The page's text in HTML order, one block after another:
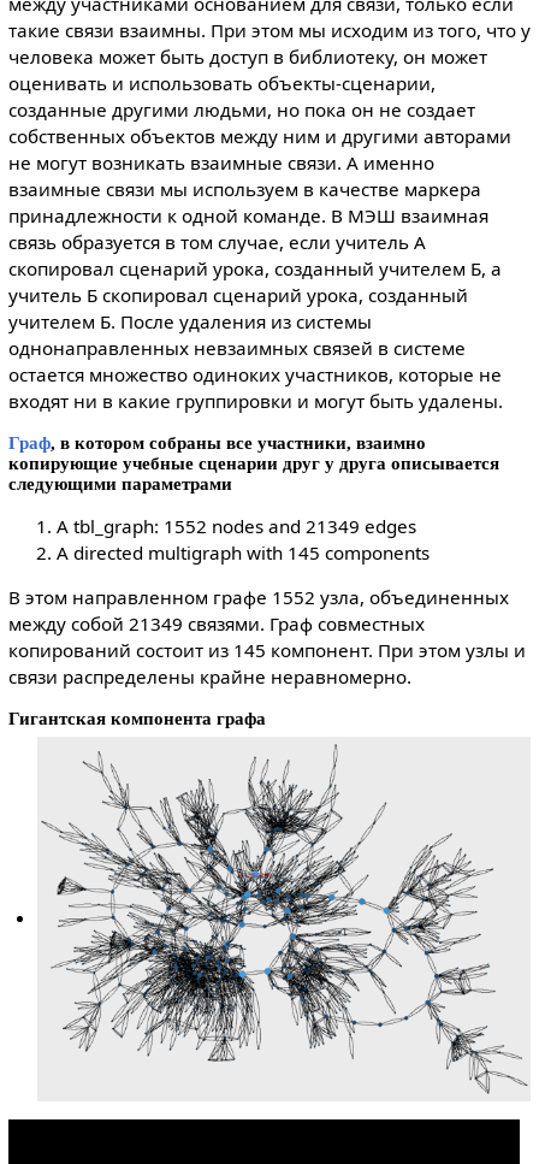
такие связи взаимны. При этом мы исходим из того, что у
человека может быть доступ в библиотеку, он может
оценивать и использовать объекты-сценарии,
созданные другими людьми, но пока он не создает
собственных объектов между ним и другими авторами
не могут возникать взаимные связи. А именно
взаимные связи мы используем в качестве маркера
принадлежности к одной команде. В МЭШ взаимная
связь образуется в том случае, если учитель А
скопировал сценарий урока, созданный учителем Б, а
учитель Б скопировал сценарий урока, созданный
учителем Б. После удаления из системы
однонаправленных невзаимных связей в системе
остается множество одиноких участников, которые не
входят ни в какие группировки и могут быть удалены.
Граф, в котором собраны все участники, взаимно
копирующие учебные сценарии друг у друга описывается
следующими параметрами
A tbl_graph: 1552 nodes and 21349 edges
A directed multigraph with 145 components
В этом направленном графе 1552 узла, объединенных
между собой 21349 связями. Граф совместных
копирований состоит из 145 компонент. При этом узлы и
связи распределены крайне неравномерно.
Гигантская компонента графа